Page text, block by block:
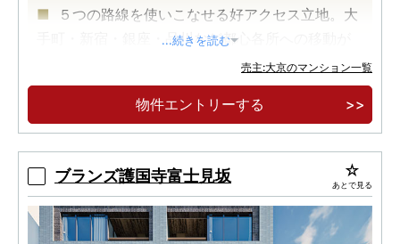
５つの路線を使いこなせる好アクセス立地。大
手町・新宿・銀座・品川など都心各所への移動が
伝統と先進を纏う文京区本郷エリア。
間。
...続きを読む
売主:大京のマンション一覧
物件エントリーする
ブランズ護国寺富士見坂 あとで見る